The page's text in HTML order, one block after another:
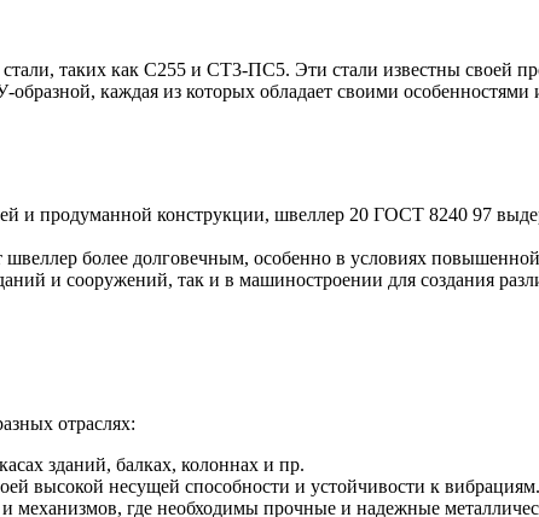
БУ трубы
таких как С255 и СТ3-ПС5. Эти стали известны своей
каждая из которых обладает своими
и продуманной конструкции, швеллер 20 ГОСТ 8240 97
более долговечным, особенно в условиях
и сооружений, так и в машиностроении для создания
отраслях:
зданий, балках, колоннах и пр.
высокой несущей способности и устойчивости к вибрациям.
механизмов, где необходимы прочные и надежные